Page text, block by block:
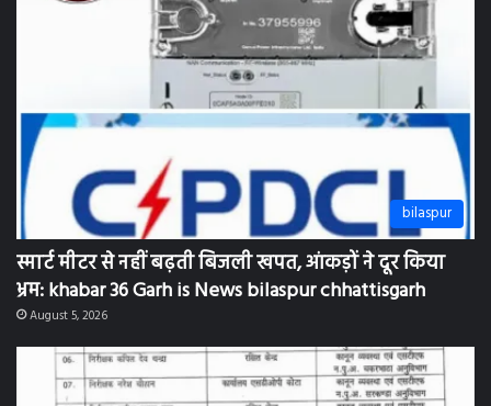
bilaspur
स्मार्ट मीटर से नहीं बढ़ती बिजली खपत, आंकड़ों ने दूर किया
भ्रम: khabar 36 Garh is News bilaspur chhattisgarh
August 5, 2026